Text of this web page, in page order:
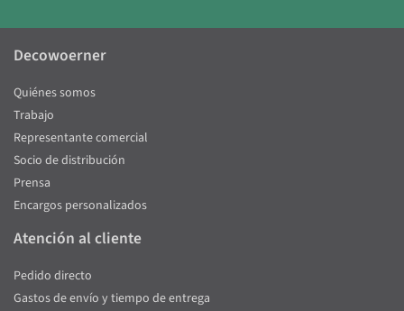
Decowoerner
Quiénes somos
Trabajo
Representante comercial
Socio de distribución
Prensa
Encargos personalizados
Atención al cliente
Pedido directo
Gastos de envío y tiempo de entrega